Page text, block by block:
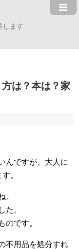
します
は？本は？家
んですが、大人に
。
。
た。
のです。
不用品を処分すれ